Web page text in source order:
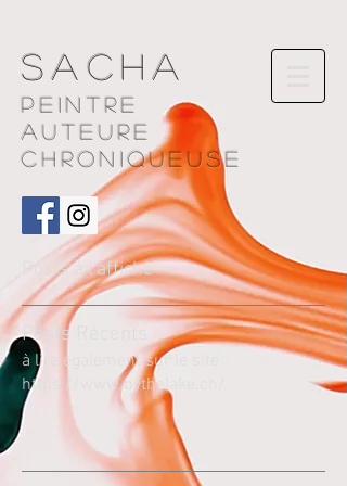
Sacha
Peintre
AUTEURE
chroniqueuse
Posts à l'affiche
Pos ts Récents
à lire également sur le site
https://www.bythelake.ch/